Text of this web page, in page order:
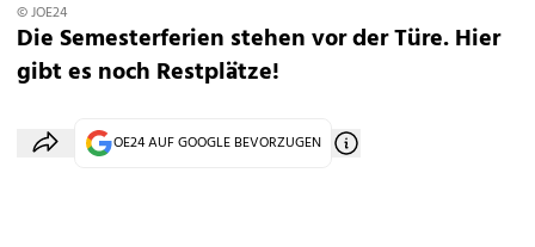
© JOE24
Die Semesterferien stehen vor der Türe. Hier
gibt es noch Restplätze!
OE24 AUF GOOGLE BEVORZUGEN